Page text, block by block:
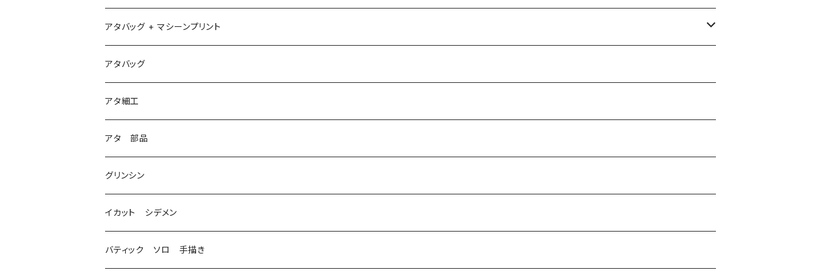
アタバッグ + マシーンプリント
1
2
3
アタバッグ
アタ細工
アタ 部品
グリンシン
イカット シデメン
バティック ソロ 手描き